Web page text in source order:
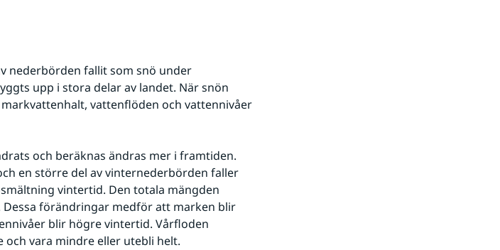
nederbörden fallit som snö under
upp i stora delar av landet. När snön
vattenflöden och vattennivåer
och beräknas ändras mer i framtiden.
en större del av vinternederbörden faller
vintertid. Den totala mängden
förändringar medför att marken blir
blir högre vintertid. Vårfloden
vara mindre eller utebli helt.